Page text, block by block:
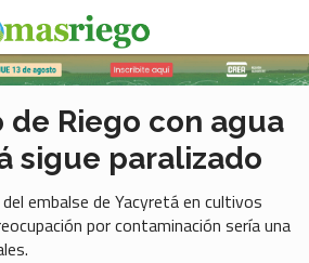
de Riego con agua
sigue paralizado
embalse de Yacyretá en cultivos
por contaminación sería una